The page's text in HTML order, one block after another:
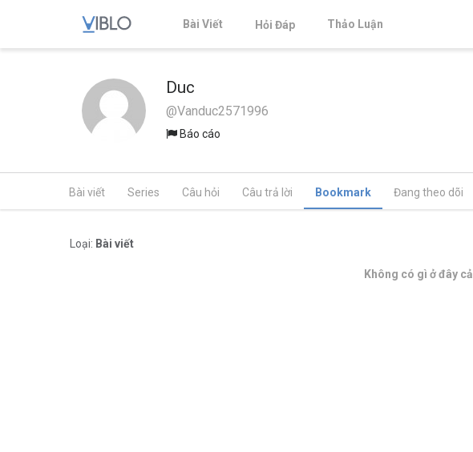
Bài Viết Hỏi Đáp Thảo Luận
Duc
@Vanduc2571996
Báo cáo
Bài viết Series Câu hỏi Câu trả lời Bookmark Đang theo dõi
Loại: Bài viết
Không có gì ở đây cả